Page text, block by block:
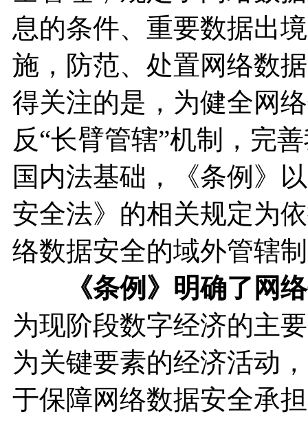
息的条件、重要数据出
施，防范、处置网络数
得关注的是，为健全网
反“长臂管辖”机制，完
国内法基础，《条例》
安全法》的相关规定为
络数据安全的域外管辖
《条例》明确了网
为现阶段数字经济的主
为关键要素的经济活动
于保障网络数据安全承